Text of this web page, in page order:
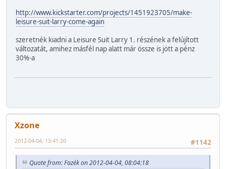
http://www.kickstarter.com/projects/1451923705/make-
leisure-suit-larry-come-again
szeretnék kiadni a Leisure Suit Larry 1. részének a felújított
változatát, amihez másfél nap alatt már össze is jött a pénz
30%-a
Xzone
#1142
2012-04-04, 13:41:20
Quote from: Fazék on 2012-04-04, 08:04:18